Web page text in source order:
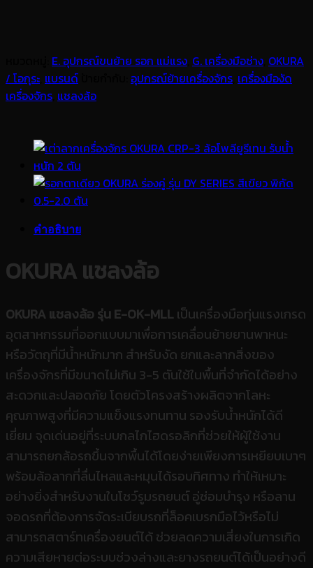
E. อุปกรณ์ขนย้าย รอก แม่แรง G. เครื่องมือช่าง OKURA
/ โอกุระ แบรนด์ อุปกรณ์ย้ายเครื่องจักร เครื่องมืองัด
เครื่องจักร แชลงล้อ
คำอธิบาย
OKURA แชลงล้อ
OKURA แชลงล้อ รุ่น E-OK-MLL เป็นเครื่องมือทุ่นแรงเกรด
อุตสาหกรรมที่ออกแบบมาเพื่อการเคลื่อนย้ายยานพาหนะ
หรือวัตถุที่มีน้ำหนักมาก สำหรับงัด ยกและลากสิ่งของ
เครื่องจักรที่มีขนาดไม่เกิน 3-5 ตันใช้ในพื้นที่จำกัดได้อย่าง
สะดวกและปลอดภัย โดยตัวโครงสร้างผลิตจากโลหะ
คุณภาพสูงที่มีความแข็งแรงทนทาน รองรับน้ำหนักได้ดี
เยี่ยม จุดเด่นอยู่ที่ระบบกลไกไฮดรอลิกที่ช่วยให้ผู้ใช้งาน
สามารถยกล้อรถขึ้นจากพื้นได้โดยง่ายเพียงการเหยียบเบาๆ
พร้อมล้อลากที่ลื่นไหลและหมุนได้รอบทิศทาง ทำให้เหมาะ
อย่างยิ่งสำหรับงานในโชว์รูมรถยนต์ อู่ซ่อมบำรุง หรือลาน
จอดรถที่ต้องการจัดระเบียบรถที่ล็อคเบรกมือไว้หรือไม่
สามารถสตาร์ทเครื่องยนต์ได้ ช่วยลดความเสี่ยงในการเกิด
ความเสียหายต่อระบบช่วงล่างและยางรถยนต์ได้เป็นอย่างดี